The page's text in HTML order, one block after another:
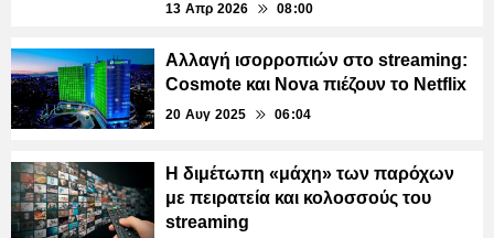
13 Απρ 2026 08:00
Αλλαγή ισορροπιών στο streaming:
Cosmote και Nova πιέζουν το Netflix
20 Αυγ 2025 06:04
Η διμέτωπη «μάχη» των παρόχων
με πειρατεία και κολοσσούς του
streaming